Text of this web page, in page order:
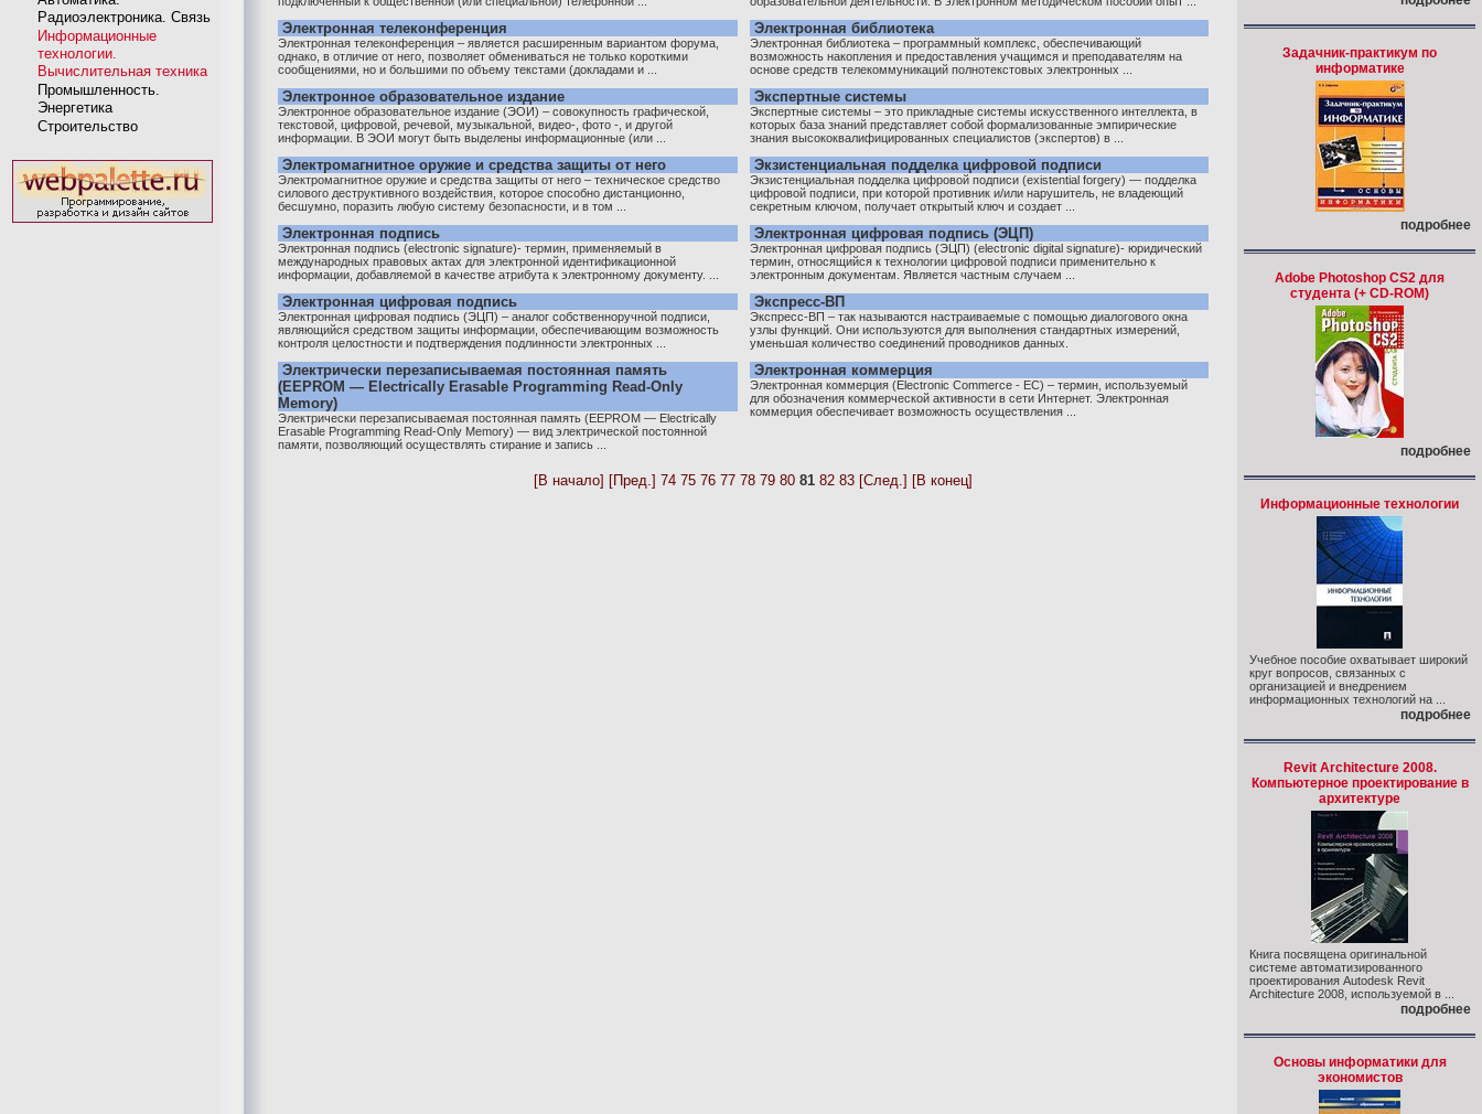
Радиоэлектроника. Связь
Информационные
технологии.
Вычислительная техника
Промышленность.
Энергетика
Строительство
Электронная телеконференция
Электронная телеконференция – является расширенным вариантом форума,
однако, в отличие от него, позволяет обмениваться не только короткими
сообщениями, но и большими по объему текстами (докладами и ...
Электронная библиотека
Электронная библиотека – программный комплекс, обеспечивающий
возможность накопления и предоставления учащимся и преподавателям на
основе средств телекоммуникаций полнотекстовых электронных ...
Электронное образовательное издание
Электронное образовательное издание (ЭОИ) – совокупность графической,
текстовой, цифровой, речевой, музыкальной, видео-, фото -, и другой
информации. В ЭОИ могут быть выделены информационные (или ...
Экспертные системы
Экспертные системы – это прикладные системы искусственного интеллекта, в
которых база знаний представляет собой формализованные эмпирические
знания высококвалифицированных специалистов (экспертов) в ...
Электромагнитное оружие и средства защиты от него
Электромагнитное оружие и средства защиты от него – техническое средство
силового деструктивного воздействия, которое способно дистанционно,
бесшумно, поразить любую систему безопасности, и в том ...
Экзистенциальная подделка цифровой подписи
Экзистенциальная подделка цифровой подписи (existential forgery) — подделка
цифровой подписи, при которой противник и/или нарушитель, не владеющий
секретным ключом, получает открытый ключ и создает ...
Электронная подпись
Электронная подпись (electronic signature)- термин, применяемый в
международных правовых актах для электронной идентификационной
информации, добавляемой в качестве атрибута к электронному документу. ...
Электронная цифровая подпись (ЭЦП)
Электронная цифровая подпись (ЭЦП) (electronic digital signature)- юридический
термин, относящийся к технологии цифровой подписи применительно к
электронным документам. Является частным случаем ...
Электронная цифровая подпись
Электронная цифровая подпись (ЭЦП) – аналог собственноручной подписи,
являющийся средством защиты информации, обеспечивающим возможность
контроля целостности и подтверждения подлинности электронных ...
Экспресс-ВП
Экспресс-ВП – так называются настраиваемые с помощью диалогового окна
узлы функций. Они используются для выполнения стандартных измерений,
уменьшая количество соединений проводников данных.
Электрически перезаписываемая постоянная память
(EEPROM — Electrically Erasable Programming Read-Only
Memory)
Электрически перезаписываемая постоянная память (EEPROM — Electrically
Erasable Programming Read-Only Memory) — вид электрической постоянной
памяти, позволяющий осуществлять стирание и запись ...
Электронная коммерция
Электронная коммерция (Electronic Commerce - EC) – термин, используемый
для обозначения коммерческой активности в сети Интернет. Электронная
коммерция обеспечивает возможность осуществления ...
[В начало] [Пред.] 74 75 76 77 78 79 80 81 82 83 [След.] [В конец]
Задачник-практикум по
информатике
подробнее
Adobe Photoshop CS2 для
студента (+ СD-ROM)
подробнее
Информационные технологии
Учебное пособие охватывает широкий
круг вопросов, связанных с
организацией и внедрением
информационных технологий на ...
подробнее
Revit Architecture 2008.
Компьютерное проектирование в
архитектуре
Книга посвящена оригинальной
системе автоматизированного
проектирования Autodesk Revit
Architecture 2008, используемой в ...
подробнее
Основы информатики для
экономистов